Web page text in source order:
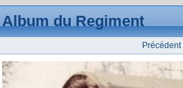
Album du Regiment
Précédent|